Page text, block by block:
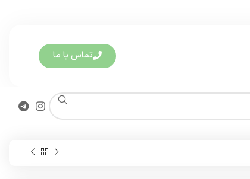
تماس با ما